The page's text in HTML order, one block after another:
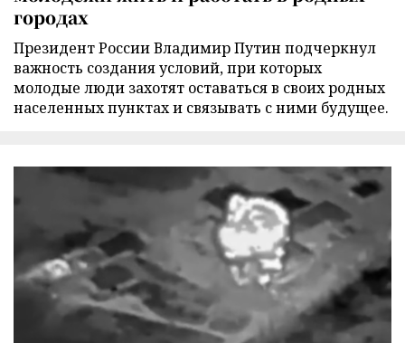
городах
Президент России Владимир Путин подчеркнул
важность создания условий, при которых
молодые люди захотят оставаться в своих родных
населенных пунктах и связывать с ними будущее.